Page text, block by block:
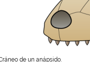
de un anápsido.